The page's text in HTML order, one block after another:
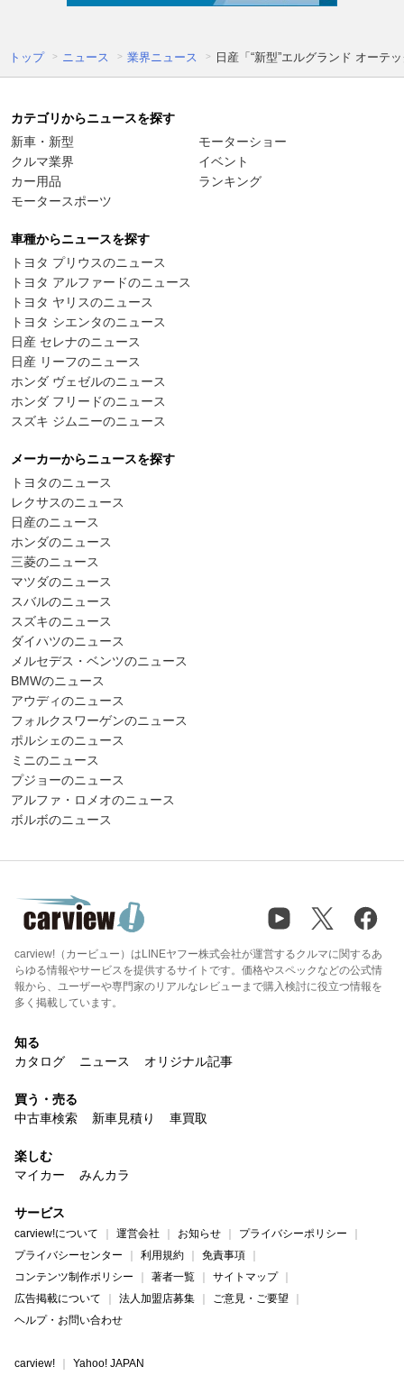
トップ ニュース 業界ニュース 日産「“新型”エルグランド オーテ
カテゴリからニュースを探す
新車・新型
クルマ業界
カー用品
モータースポーツ
モーターショー
イベント
ランキング
車種からニュースを探す
トヨタ プリウスのニュース
トヨタ アルファードのニュース
トヨタ ヤリスのニュース
トヨタ シエンタのニュース
日産 セレナのニュース
日産 リーフのニュース
ホンダ ヴェゼルのニュース
ホンダ フリードのニュース
スズキ ジムニーのニュース
メーカーからニュースを探す
トヨタのニュース
レクサスのニュース
日産のニュース
ホンダのニュース
三菱のニュース
マツダのニュース
スバルのニュース
スズキのニュース
ダイハツのニュース
メルセデス・ベンツのニュース
BMWのニュース
アウディのニュース
フォルクスワーゲンのニュース
ポルシェのニュース
ミニのニュース
プジョーのニュース
アルファ・ロメオのニュース
ボルボのニュース
carview!（カービュー）はLINEヤフー株式会社が運営するクルマに関するあ
らゆる情報やサービスを提供するサイトです。価格やスペックなどの公式情
報から、ユーザーや専門家のリアルなレビューまで購入検討に役立つ情報を
多く掲載しています。
知る
カタログ
ニュース オリジナル記事
買う・売る
中古車検索
新車見積り 車買取
楽しむ
マイカー
みんカラ
サービス
carview!について 運営会社 お知らせ
プライバシーポリシー
プライバシーセンター
利用規約
免責事項
コンテンツ制作ポリシー
著者一覧
サイトマップ
広告掲載について
法人加盟店募集
ご意見・ご要望
ヘルプ・お問い合わせ
carview! Yahoo! JAPAN